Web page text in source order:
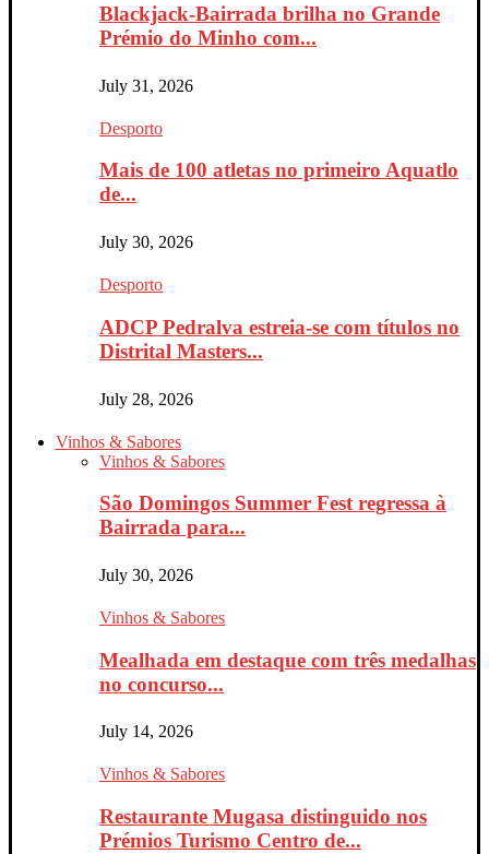
Blackjack-Bairrada brilha no Grande
Prémio do Minho com...
July 31, 2026
Desporto
Mais de 100 atletas no primeiro Aquatlo
de...
July 30, 2026
Desporto
ADCP Pedralva estreia-se com títulos no
Distrital Masters...
July 28, 2026
Vinhos & Sabores
Vinhos & Sabores
São Domingos Summer Fest regressa à
Bairrada para...
July 30, 2026
Vinhos & Sabores
Mealhada em destaque com três medalhas
no concurso...
July 14, 2026
Vinhos & Sabores
Restaurante Mugasa distinguido nos
Prémios Turismo Centro de...